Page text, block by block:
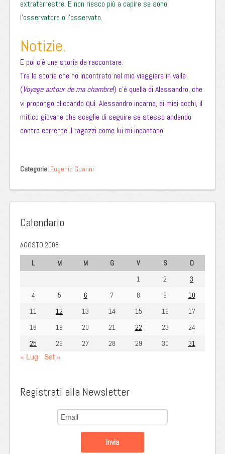
extraterrestre. E non riesco più a capire se sono
l’osservatore o l’osservato.
Notizie.
E poi c’è una storia da raccontare.
Tra le storie che ho incontrato nel mio viaggiare in valle
(Voyage autour de ma chambre!) c’è quella di Alessandro, che
vi propongo cliccando qui. Alessandro incarna, ai miei occhi, il
mitico giovane che sceglie di seguire se stesso andando
contro corrente. I ragazzi come lui mi incantano.
Categorie: Eugenio Guarini
Calendario
AGOSTO 2008
L
M M G V S
D
1
2
3
4
5 6 7 8 9
10
11
12 13 14 15 16
17
18
19 20 21 22 23
24
25
26 27 28 29 30 31
« Lug Set »
Registrati alla Newsletter